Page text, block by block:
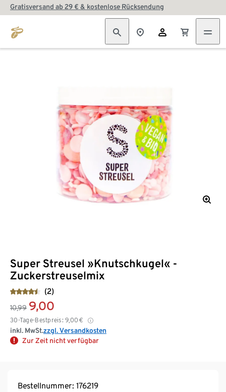
Gratisversand ab 29 € & kostenlose Rücksendung
Super Streusel »Knutschkugel« -
Zuckerstreuselmix
(2)
10,99 9,00
30-Tage-Bestpreis: 9,00 €
inkl. MwSt.zzgl. Versandkosten
Zur Zeit nicht verfügbar
Bestellnummer: 176219